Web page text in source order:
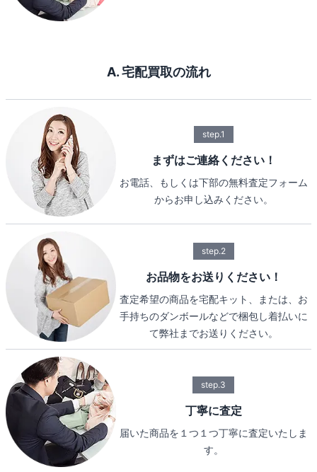
A. 宅配買取の流れ
step.1
まずはご連絡ください！
お電話、もしくは下部の無料査定フォーム
からお申し込みください。
step.2
お品物をお送りください！
査定希望の商品を宅配キット、または、お
手持ちのダンボールなどで梱包し着払いに
て弊社までお送りください。
step.3
丁寧に査定
届いた商品を１つ１つ丁寧に査定いたしま
す。